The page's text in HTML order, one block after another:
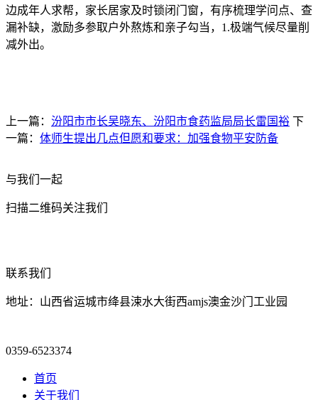
边成年人求帮，家长居家及时锁闭门窗，有序梳理学问点、查
漏补缺，激励多参取户外熬炼和亲子勾当，1.极端气候尽量削
减外出。
上一篇： 汾阳市市长吴晓东、汾阳市食药监局局长雷国裕 下
一篇： 体师生提出几点但愿和要求：加强食物平安防备
与我们一起
扫描二维码关注我们
联系我们
地址：山西省运城市绛县涑水大街西amjs澳金沙门工业园
0359-6523374
首页
关于我们